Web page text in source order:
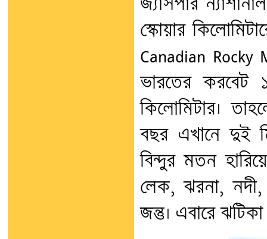
স্কোয়ার
Canadian Rocky
ভারতের করবেট
কিলোমিটার।
বছর এখানে দুই
বিন্দুর মতন
লেক, ঝরনা, নদী,
জন্তু। এবারে